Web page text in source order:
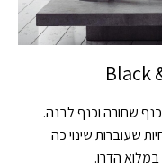
Black
שעוברות שינוי כה
הדרו.